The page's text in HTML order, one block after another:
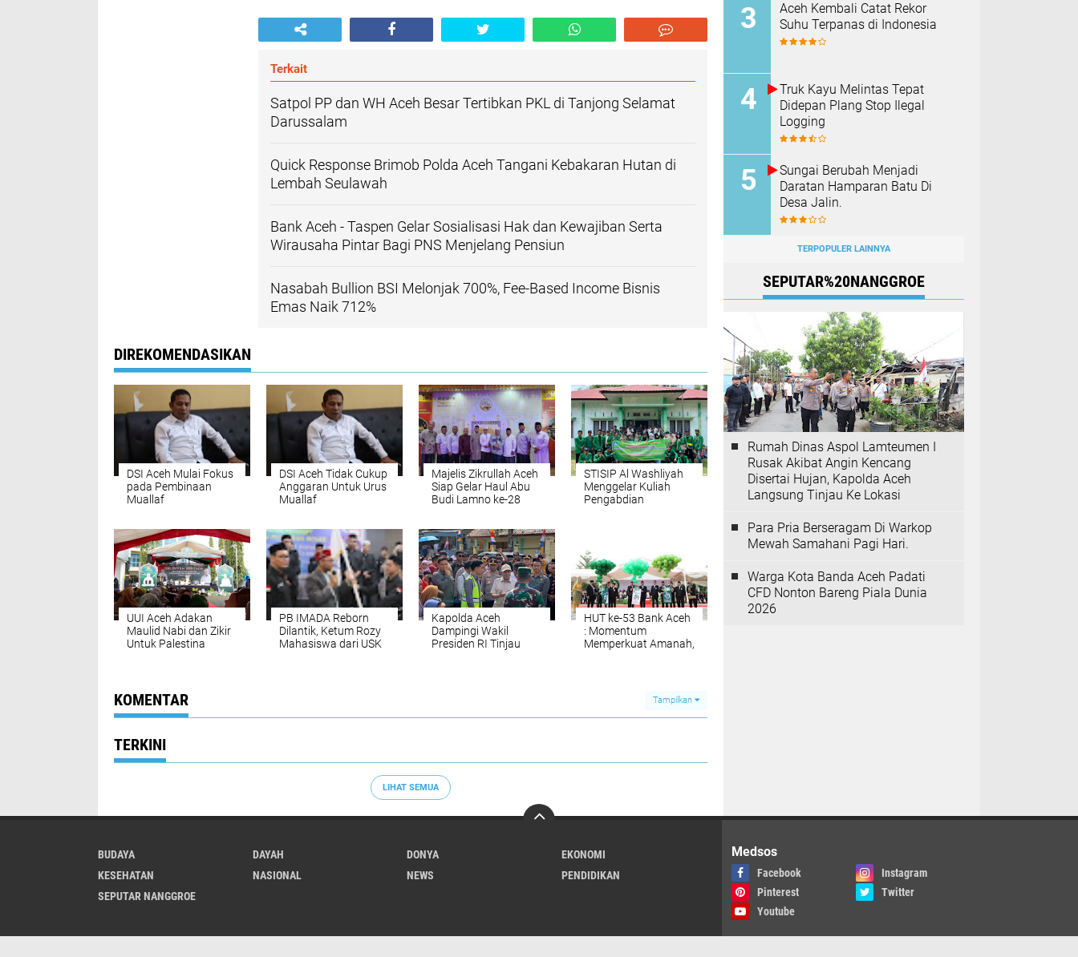
Terkait
Satpol PP dan WH Aceh Besar Tertibkan PKL di Tanjong Selamat
Darussalam
Quick Response Brimob Polda Aceh Tangani Kebakaran Hutan di
Lembah Seulawah
Bank Aceh - Taspen Gelar Sosialisasi Hak dan Kewajiban Serta
Wirausaha Pintar Bagi PNS Menjelang Pensiun
Nasabah Bullion BSI Melonjak 700%, Fee-Based Income Bisnis
Emas Naik 712%
DIREKOMENDASIKAN
DSI Aceh Mulai Fokus
pada Pembinaan
Muallaf
DSI Aceh Tidak Cukup
Anggaran Untuk Urus
Muallaf
Majelis Zikrullah Aceh
Siap Gelar Haul Abu
Budi Lamno ke-28
STISIP Al Washliyah
Menggelar Kuliah
Pengabdian
UUI Aceh Adakan
Maulid Nabi dan Zikir
Untuk Palestina
PB IMADA Reborn
Dilantik, Ketum Rozy
Mahasiswa dari USK
Kapolda Aceh
Dampingi Wakil
Presiden RI Tinjau
HUT ke-53 Bank Aceh
: Momentum
Memperkuat Amanah,
KOMENTAR Tampilkan
TERKINI
LIHAT SEMUA
Aceh Kembali Catat Rekor
Suhu Terpanas di Indonesia
Truk Kayu Melintas Tepat
Didepan Plang Stop Ilegal
Logging
Sungai Berubah Menjadi
Daratan Hamparan Batu Di
Desa Jalin.
TERPOPULER LAINNYA
SEPUTAR%20NANGGROE
Rumah Dinas Aspol Lamteumen I
Rusak Akibat Angin Kencang
Disertai Hujan, Kapolda Aceh
Langsung Tinjau Ke Lokasi
Para Pria Berseragam Di Warkop
Mewah Samahani Pagi Hari.
Warga Kota Banda Aceh Padati
CFD Nonton Bareng Piala Dunia
2026
BUDAYA DAYAH DONYA
EKONOMI
KESEHATAN
NASIONAL NEWS
PENDIDIKAN
SEPUTAR NANGGROE
Medsos
Facebook
Instagram
Pinterest
Twitter
Youtube